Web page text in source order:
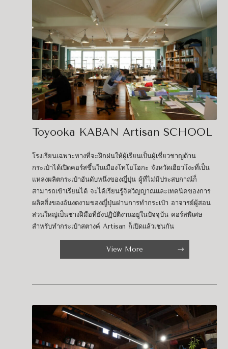
Toyooka KABAN Artisan SCHOOL
โรงเรียนเฉพาะทางที่จะฝึกฝนให้ผู้เรียนเป็นผู้เชี่ยวชาญด้าน
กระเป๋าได้เปิดคอร์สขึ้นในเมืองโทโยโอกะ จังหวัดเฮียวโงะที่เป็น
แหล่งผลิตกระเป๋าอันดับหนึ่งของญี่ปุ่น ผู้ที่ไม่มีประสบกาณ์ก็
สามารถเข้าเรียนได้ จะได้เรียนรู้จิตวิญญาณและเทคนิคของการ
ผลิตสิ่งของอันงดงามของญี่ปุ่นผ่านการทำกระเป๋า อาจารย์ผู้สอน
ส่วนใหญ่เป็นช่างฝีมือที่ยังปฏิบัติงานอยู่ในปัจจุบัน คอร์สพิเศษ
สำหรับทำกระเป๋าสตางค์ Artisan ก็เปิดแล้วเช่นกัน
View More